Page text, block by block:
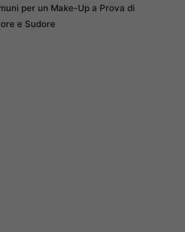
per un Make-Up a Prova di
e Sudore